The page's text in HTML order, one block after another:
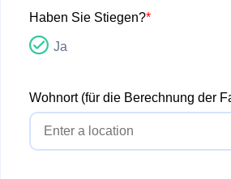
Haben Sie Stiegen?*
Ja
Wohnort (für die Berechnung der